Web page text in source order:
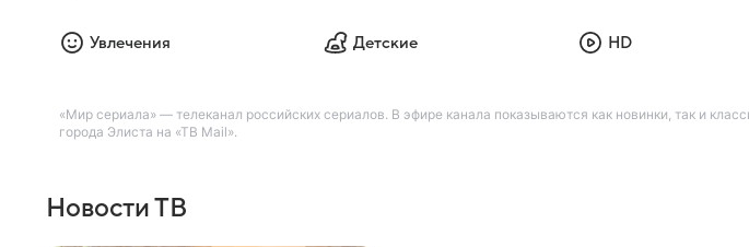
Увлечения Детские HD
«Мир сериала» — телеканал российских сериалов. В эфире канала показываются как новинки, так и
города Элиста на «ТВ Mail».
Новости ТВ